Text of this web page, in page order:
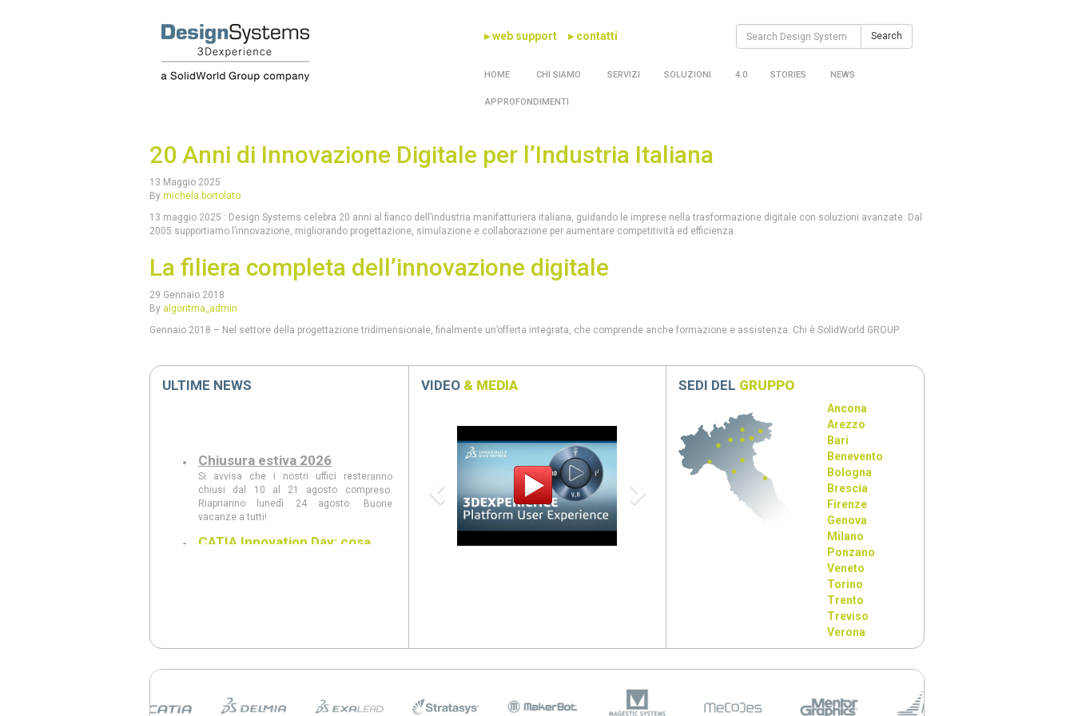
▸ web support ▸ contatti
Search
for:
Search
HOME CHI SIAMO SERVIZI SOLUZIONI 4.0 STORIES NEWS
APPROFONDIMENTI
20 Anni di Innovazione Digitale per l’Industria Italiana
13 Maggio 2025
By michela.bortolato
13 maggio 2025 : Design Systems celebra 20 anni al fianco dell’industria manifatturiera italiana, guidando le imprese nella trasformazione digitale con soluzioni avanzate. Dal
2005 supportiamo l’innovazione, migliorando progettazione, simulazione e collaborazione per aumentare competitività ed efficienza.
La filiera completa dell’innovazione digitale
29 Gennaio 2018
By algoritma_admin
Gennaio 2018 – Nel settore della progettazione tridimensionale, finalmente un’offerta integrata, che comprende anche formazione e assistenza. Chi è SolidWorld GROUP
ULTIME NEWS
Chiusura estiva 2026
Si avvisa che i nostri uffici resteranno
chiusi dal 10 al 21 agosto compreso.
Riaprianno lunedì 24 agosto. Buone
vacanze a tutti!
CATIA Innovation Day: cosa
CATIA Innovation Day 11
giugno a Milano
AI, 3DEXPERIENCE e MBSE stanno
rivoluzionando progettazione e sviluppo
VIDEO & MEDIA
Previous
SEDI DEL GRUPPO
Ancona
Arezzo
Bari
Benevento
Bologna
Brescia
Firenze
Genova
Milano
Ponzano
Veneto
Torino
Trento
Treviso
Verona